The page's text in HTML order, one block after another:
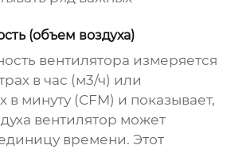
(объем воздуха)
вентилятора измеряется
в час (м3/ч) или
в минуту (CFM) и показывает,
вентилятор может
времени. Этот